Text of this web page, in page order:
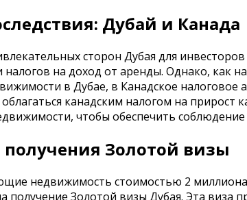
Дубай и Канада
сторон Дубая для
налогов на доход от аренды. Однако, как
в Дубае, в Канадское налоговое
канадским налогом на
чтобы обеспечить
Золотой визы
недвижимость стоимостью 2
получение Золотой визы Дубая. Эта виза